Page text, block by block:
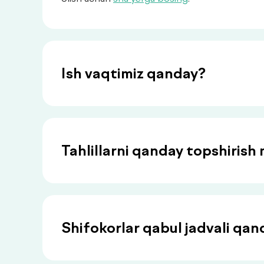
Ish vaqtimiz qanday?
Tahlillarni qanday topshirish
Shifokorlar qabul jadvali